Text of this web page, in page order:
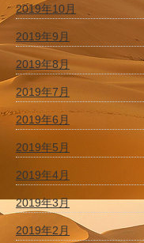
2019年10月
2019年9月
2019年8月
2019年7月
2019年6月
2019年5月
2019年4月
2019年3月
2019年2月